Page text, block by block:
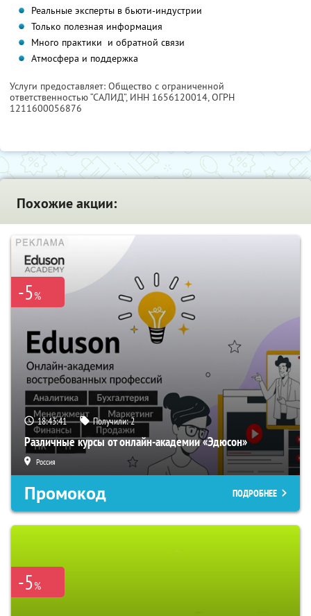
Реальные эксперты в бьюти-индустрии
Только полезная информация
Много практики и обратной связи
Атмосфера и поддержка
Услуги предоставляет: Общество с ограниченной
ответственностью “САЛИД”, ИНН 1656120014, ОГРН
1211600056876
Похожие акции:
-5%
18:43:40 Получили:2
Различные курсы от онлайн-академии «Эдюсон»
Россия
Промокод ПОДРОБНЕЕ
-5%